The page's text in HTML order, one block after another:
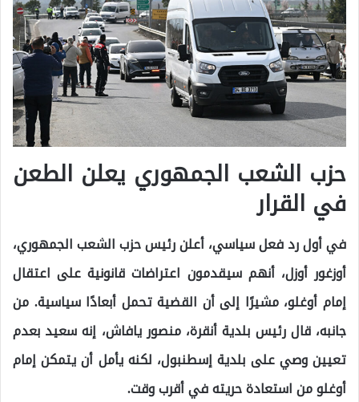
حزب الشعب الجمهوري يعلن الطعن
في القرار
في أول رد فعل سياسي، أعلن رئيس حزب الشعب الجمهوري،
أوزغور أوزل، أنهم سيقدمون اعتراضات قانونية على اعتقال
إمام أوغلو، مشيرًا إلى أن القضية تحمل أبعادًا سياسية. من
جانبه، قال رئيس بلدية أنقرة، منصور يافاش، إنه سعيد بعدم
تعيين وصي على بلدية إسطنبول، لكنه يأمل أن يتمكن إمام
أوغلو من استعادة حريته في أقرب وقت.